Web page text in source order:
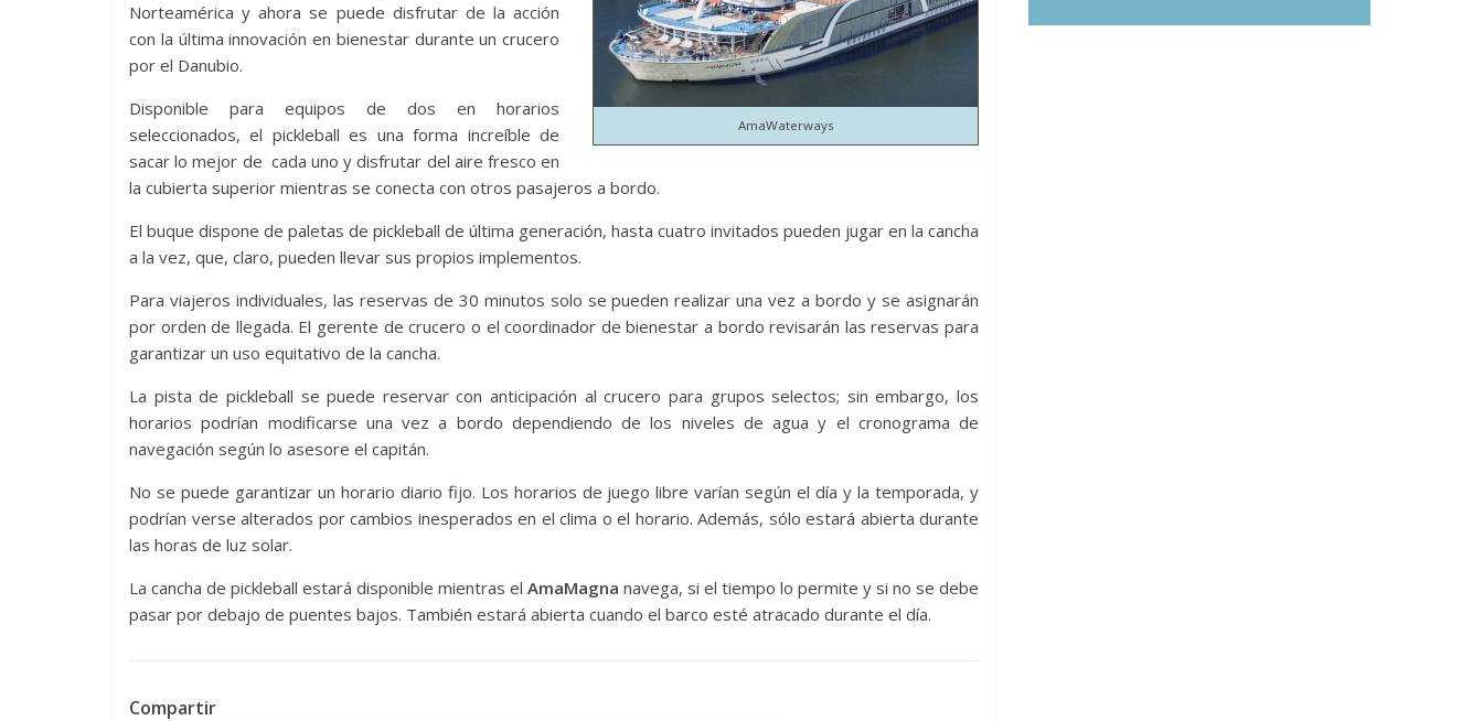
AmaWaterways
Norteamérica y ahora se puede disfrutar de la acción
con la última innovación en bienestar durante un crucero
por el Danubio.
Disponible para equipos de dos en horarios
seleccionados, el pickleball es una forma increíble de
sacar lo mejor de cada uno y disfrutar del aire fresco en
la cubierta superior mientras se conecta con otros pasajeros a bordo.
El buque dispone de paletas de pickleball de última generación, hasta cuatro invitados pueden jugar en la cancha
a la vez, que, claro, pueden llevar sus propios implementos.
Para viajeros individuales, las reservas de 30 minutos solo se pueden realizar una vez a bordo y se asignarán
por orden de llegada. El gerente de crucero o el coordinador de bienestar a bordo revisarán las reservas para
garantizar un uso equitativo de la cancha.
La pista de pickleball se puede reservar con anticipación al crucero para grupos selectos; sin embargo, los
horarios podrían modificarse una vez a bordo dependiendo de los niveles de agua y el cronograma de
navegación según lo asesore el capitán.
No se puede garantizar un horario diario fijo. Los horarios de juego libre varían según el día y la temporada, y
podrían verse alterados por cambios inesperados en el clima o el horario. Además, sólo estará abierta durante
las horas de luz solar.
La cancha de pickleball estará disponible mientras el AmaMagna navega, si el tiempo lo permite y si no se debe
pasar por debajo de puentes bajos. También estará abierta cuando el barco esté atracado durante el día.
Compartir